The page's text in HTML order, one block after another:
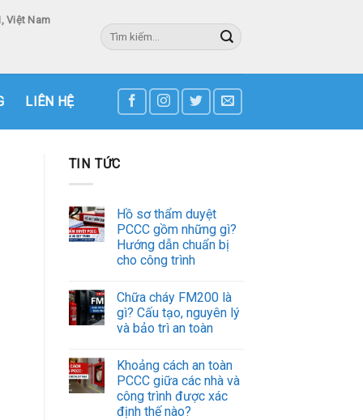
Việt Nam
Tìm
kiếm:
LIÊN HỆ
TIN TỨC
Hồ sơ thẩm duyệt
PCCC gồm những gì?
Hướng dẫn chuẩn bị
cho công trình
Chữa cháy FM200 là
gì? Cấu tạo, nguyên lý
và bảo trì an toàn
Khoảng cách an toàn
PCCC giữa các nhà và
công trình được xác
định thế nào?